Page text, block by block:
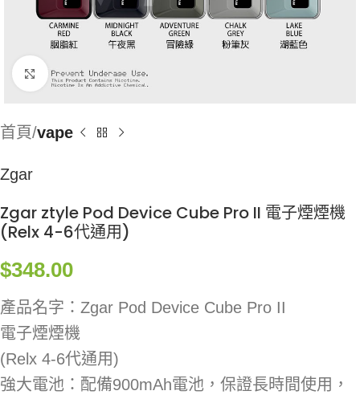
Click to enlarge
首頁 vape
Zgar
Zgar ztyle Pod Device Cube Pro II 電子煙煙機
(Relx 4-6代通用)
$348.00
產品名字：Zgar Pod Device Cube Pro II
電子煙煙機
(Relx 4-6代通用)
強大電池：配備900mAh電池，保證長時間使用，